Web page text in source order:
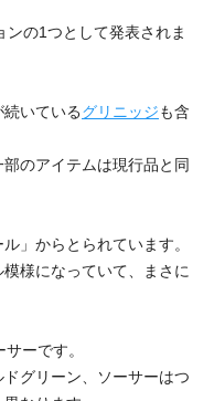
の1つとして発表されま
いているグリニッジも含
のアイテムは現行品と同
」からとられています。
様になっていて、まさに
ーです。
グリーン、ソーサーはつ